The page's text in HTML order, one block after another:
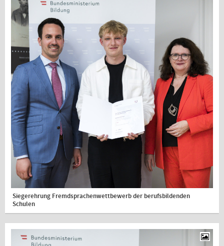
Siegerehrung Fremdsprachenwettbewerb der berufsbildenden
Schulen